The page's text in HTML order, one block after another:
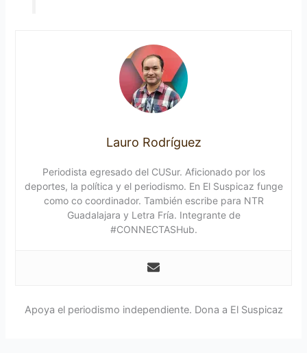
Lauro Rodríguez
Periodista egresado del CUSur. Aficionado por los
deportes, la política y el periodismo. En El Suspicaz funge
como co coordinador. También escribe para NTR
Guadalajara y Letra Fría. Integrante de
#CONNECTASHub.
Apoya el periodismo independiente. Dona a El Suspicaz